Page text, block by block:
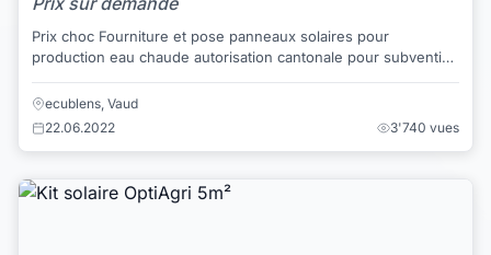
Prix choc Fourniture et pose panneaux solaires pour
production eau chaude autorisation cantonale pour subvention
ecublens, Vaud
22.06.2022
3'740 vues